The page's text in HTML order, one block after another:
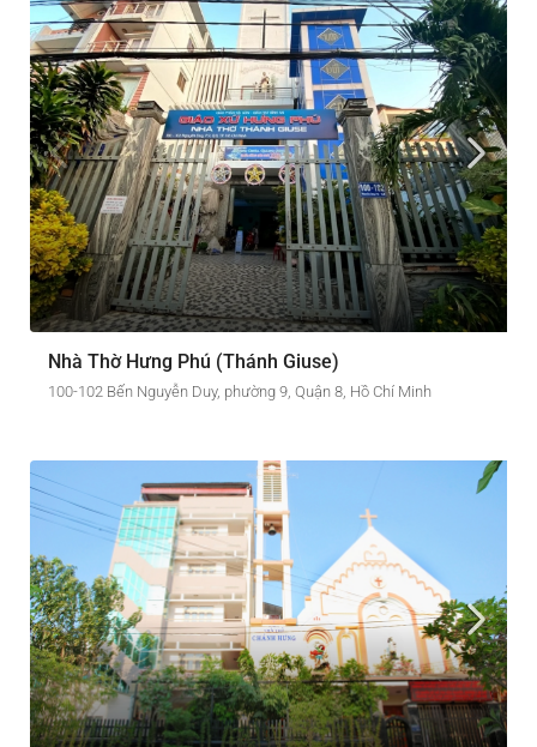
Nhà Thờ Hưng Phú (Thánh Giuse)
100-102 Bến Nguyễn Duy, phường 9, Quận 8, Hồ Chí Minh